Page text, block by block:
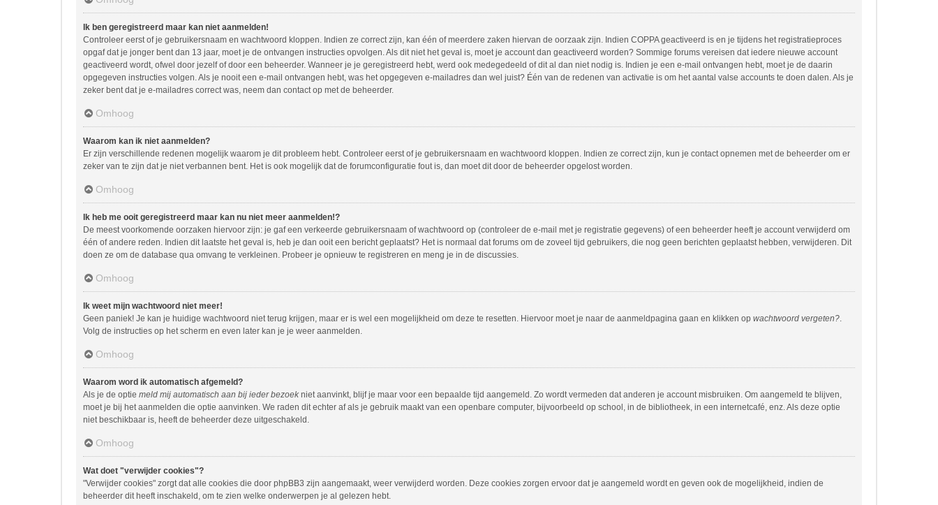
Ik ben geregistreerd maar kan niet aanmelden!
Controleer eerst of je gebruikersnaam en wachtwoord kloppen. Indien ze correct zijn, kan één of meerdere zaken hiervan de oorzaak zijn. Indien COPPA geactiveerd is en je tijdens het registratieproces
opgaf dat je jonger bent dan 13 jaar, moet je de ontvangen instructies opvolgen. Als dit niet het geval is, moet je account dan geactiveerd worden? Sommige forums vereisen dat iedere nieuwe account
geactiveerd wordt, ofwel door jezelf of door een beheerder. Wanneer je je geregistreerd hebt, werd ook medegedeeld of dit al dan niet nodig is. Indien je een e-mail ontvangen hebt, moet je de daarin
opgegeven instructies volgen. Als je nooit een e-mail ontvangen hebt, was het opgegeven e-mailadres dan wel juist? Één van de redenen van activatie is om het aantal valse accounts te doen dalen. Als je
zeker bent dat je e-mailadres correct was, neem dan contact op met de beheerder.
Omhoog
Waarom kan ik niet aanmelden?
Er zijn verschillende redenen mogelijk waarom je dit probleem hebt. Controleer eerst of je gebruikersnaam en wachtwoord kloppen. Indien ze correct zijn, kun je contact opnemen met de beheerder om er
zeker van te zijn dat je niet verbannen bent. Het is ook mogelijk dat de forumconfiguratie fout is, dan moet dit door de beheerder opgelost worden.
Omhoog
Ik heb me ooit geregistreerd maar kan nu niet meer aanmelden!?
De meest voorkomende oorzaken hiervoor zijn: je gaf een verkeerde gebruikersnaam of wachtwoord op (controleer de e-mail met je registratie gegevens) of een beheerder heeft je account verwijderd om
één of andere reden. Indien dit laatste het geval is, heb je dan ooit een bericht geplaatst? Het is normaal dat forums om de zoveel tijd gebruikers, die nog geen berichten geplaatst hebben, verwijderen. Dit
doen ze om de database qua omvang te verkleinen. Probeer je opnieuw te registreren en meng je in de discussies.
Omhoog
Ik weet mijn wachtwoord niet meer!
Geen paniek! Je kan je huidige wachtwoord niet terug krijgen, maar er is wel een mogelijkheid om deze te resetten. Hiervoor moet je naar de aanmeldpagina gaan en klikken op wachtwoord vergeten?.
Volg de instructies op het scherm en even later kan je je weer aanmelden.
Omhoog
Waarom word ik automatisch afgemeld?
Als je de optie meld mij automatisch aan bij ieder bezoek niet aanvinkt, blijf je maar voor een bepaalde tijd aangemeld. Zo wordt vermeden dat anderen je account misbruiken. Om aangemeld te blijven,
moet je bij het aanmelden die optie aanvinken. We raden dit echter af als je gebruik maakt van een openbare computer, bijvoorbeeld op school, in de bibliotheek, in een internetcafé, enz. Als deze optie
niet beschikbaar is, heeft de beheerder deze uitgeschakeld.
Omhoog
Wat doet "verwijder cookies"?
"Verwijder cookies" zorgt dat alle cookies die door phpBB3 zijn aangemaakt, weer verwijderd worden. Deze cookies zorgen ervoor dat je aangemeld wordt en geven ook de mogelijkheid, indien de
beheerder dit heeft inschakeld, om te zien welke onderwerpen je al gelezen hebt.